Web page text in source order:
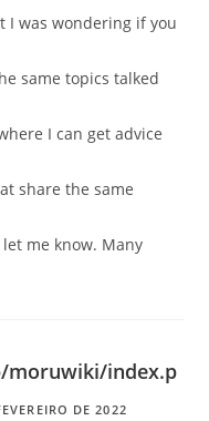
I was wondering if you
same topics talked
I can get advice
share the same
me know. Many
index.p
DE 2022